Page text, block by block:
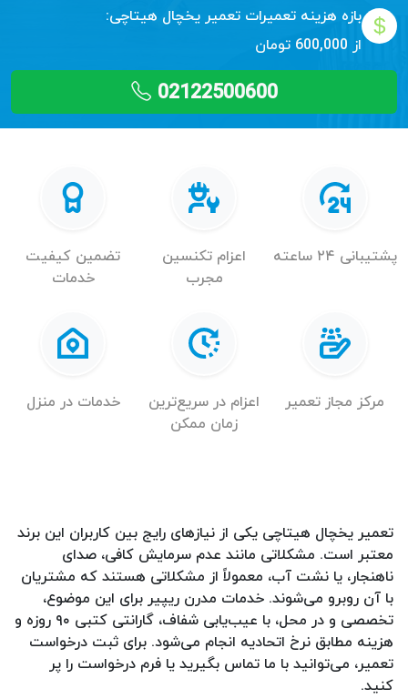
بازه هزینه تعمیرات تعمیر یخچال هیتاچی:
از 600,000 تومان
02122500600
پشتیبانی ۲۴ ساعته
اعزام تکنسین
مجرب
تضمین کیفیت
خدمات
مرکز مجاز تعمیر
اعزام در سریع‌ترین
زمان ممکن
خدمات در منزل
تعمیر یخچال هیتاچی یکی از نیازهای رایج بین کاربران این برند
معتبر است. مشکلاتی مانند عدم سرمایش کافی، صدای
ناهنجار، یا نشت آب، معمولاً از مشکلاتی هستند که مشتریان
با آن روبرو می‌شوند. خدمات مدرن ریپیر برای این موضوع،
تخصصی و در محل، با عیب‌یابی شفاف، گارانتی کتبی ۹۰ روزه و
هزینه مطابق نرخ اتحادیه انجام می‌شود. برای ثبت درخواست
تعمیر، می‌توانید با ما تماس بگیرید یا فرم درخواست را پر
کنید.